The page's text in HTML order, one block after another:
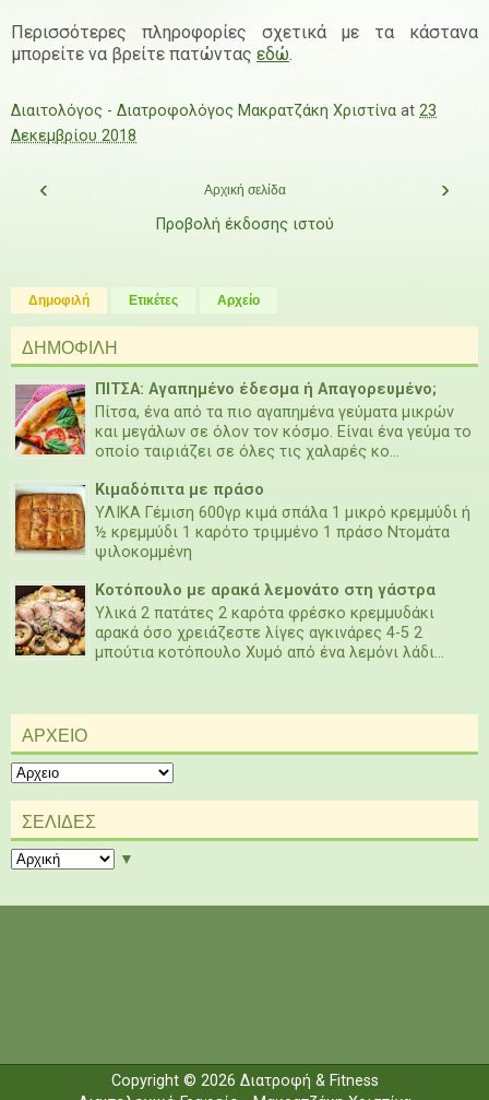
Περισσότερες πληροφορίες σχετικά με τα κάστανα
μπορείτε να βρείτε πατώντας εδώ.
Διαιτολόγος - Διατροφολόγος Μακρατζάκη Χριστίνα at 23
Δεκεμβρίου 2018
‹ ›
Αρχική σελίδα
Προβολή έκδοσης ιστού
Δημοφιλή Ετικέτες Αρχείο
ΔΗΜΟΦΙΛΗ
ΠΙΤΣΑ: Αγαπημένο έδεσμα ή Απαγορευμένο;
Πίτσα, ένα από τα πιο αγαπημένα γεύματα μικρών
και μεγάλων σε όλον τον κόσμο. Είναι ένα γεύμα το
οποίο ταιριάζει σε όλες τις χαλαρές κο...
Κιμαδόπιτα με πράσο
ΥΛΙΚΑ Γέμιση 600γρ κιμά σπάλα 1 μικρό κρεμμύδι ή
½ κρεμμύδι 1 καρότο τριμμένο 1 πράσο Ντομάτα
ψιλοκομμένη
Κοτόπουλο με αρακά λεμονάτο στη γάστρα
Υλικά 2 πατάτες 2 καρότα φρέσκο κρεμμυδάκι
αρακά όσο χρειάζεστε λίγες αγκινάρες 4-5 2
μπούτια κοτόπουλο Χυμό από ένα λεμόνι λάδι...
ΑΡΧΕΙΟ
ΣΕΛΙΔΕΣ
▼
Copyright © 2026 Διατροφή & Fitness